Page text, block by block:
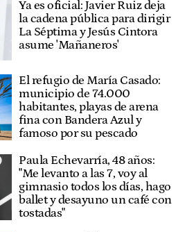
Ya es oficial: Javier Ruiz deja
la cadena pública para dirigir
La Séptima y Jesús Cintora
asume 'Mañaneros'
El refugio de María Casado:
municipio de 74.000
habitantes, playas de arena
fina con Bandera Azul y
famoso por su pescado
Paula Echevarría, 48 años:
"Me levanto a las 7, voy al
gimnasio todos los días, hago
ballet y desayuno un café con
tostadas"